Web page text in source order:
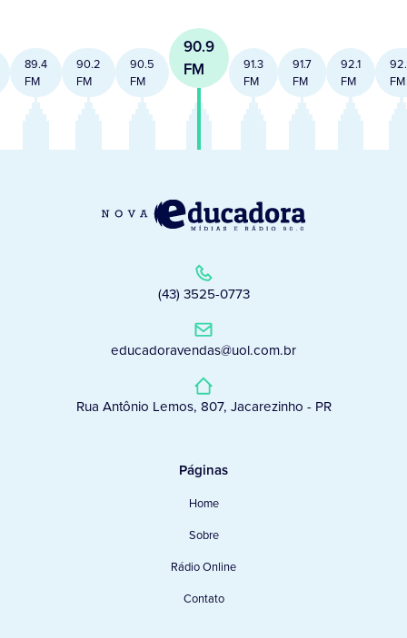
89.4
FM
90.2
FM
90.5
FM
90.9
FM
91.3
FM
91.7
FM
92.1
FM
FM
(43) 3525-0773
educadoravendas@uol.com.br
Rua Antônio Lemos, 807, Jacarezinho - PR
Páginas
Home
Sobre
Rádio Online
Contato